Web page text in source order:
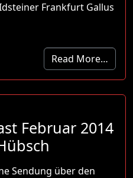
Frankfurt Gallus
Read More…
Februar 2014
Sendung über den